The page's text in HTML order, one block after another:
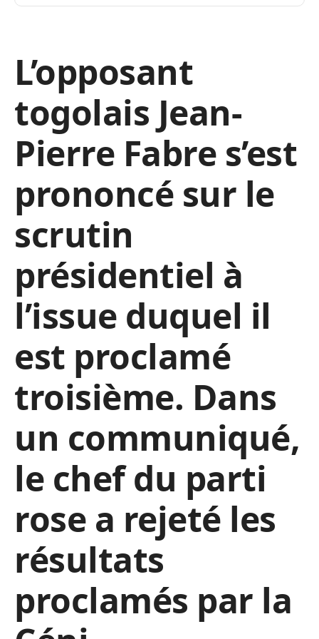
L’opposant
togolais Jean-
Pierre Fabre s’est
prononcé sur le
scrutin
présidentiel à
l’issue duquel il
est proclamé
troisième. Dans
un communiqué,
le chef du parti
rose a rejeté les
résultats
proclamés par la